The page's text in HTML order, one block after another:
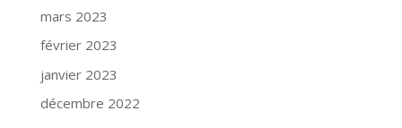
mars 2023
février 2023
janvier 2023
décembre 2022